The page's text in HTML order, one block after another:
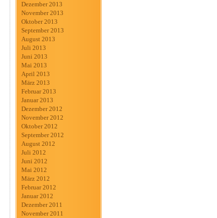
Dezember 2013
November 2013
Oktober 2013
September 2013
August 2013
Juli 2013
Juni 2013
Mai 2013
April 2013
März 2013
Februar 2013
Januar 2013
Dezember 2012
November 2012
Oktober 2012
September 2012
August 2012
Juli 2012
Juni 2012
Mai 2012
März 2012
Februar 2012
Januar 2012
Dezember 2011
November 2011